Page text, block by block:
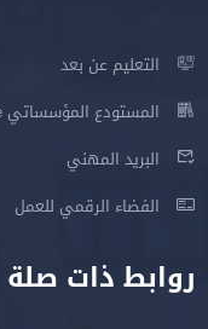
التعليم عن بعد
المستودع المؤسساتي DSpace
البريد المهني
الفضاء الرقمي للعمل
روابط ذات صلة